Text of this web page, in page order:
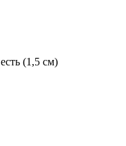
есть (1,5 см)